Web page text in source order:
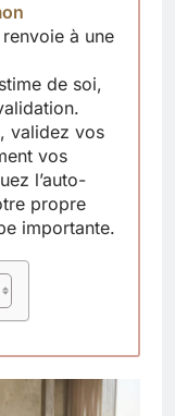
à une
de soi,
validez vos
vos
l’auto-
propre
importante.